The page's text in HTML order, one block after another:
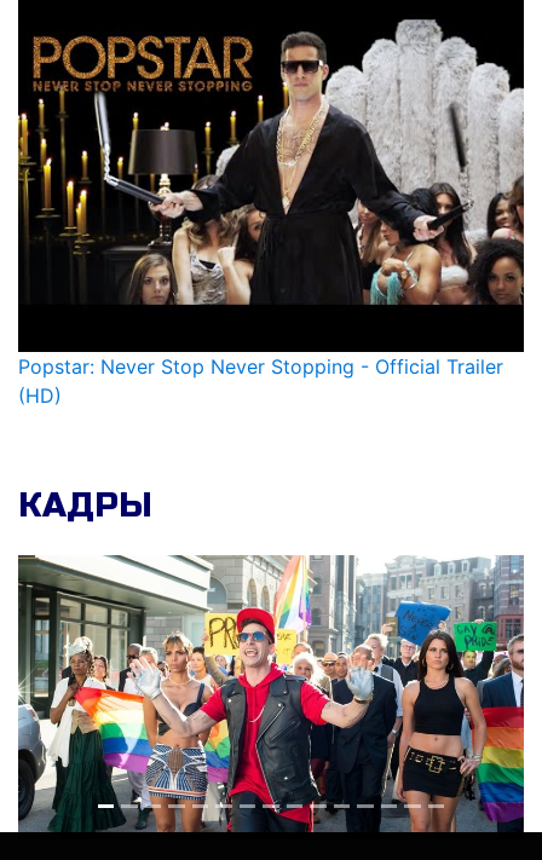
Popstar: Never Stop Never Stopping - Official Trailer
(HD)
КАДРЫ